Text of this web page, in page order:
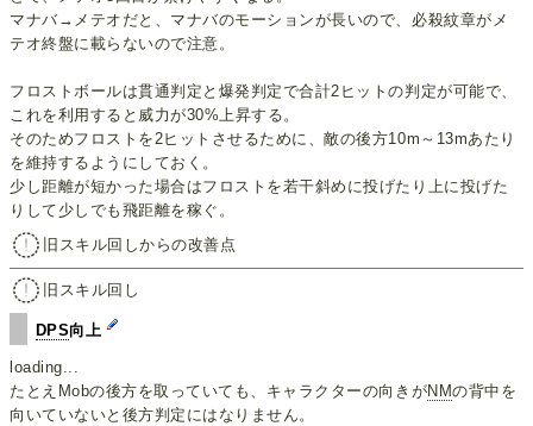
マナバ→メテオだと、マナバのモーションが長いので、必殺紋章がメ
テオ終盤に載らないので注意。
フロストボールは貫通判定と爆発判定で合計2ヒットの判定が可能で、
これを利用すると威力が30%上昇する。
そのためフロストを2ヒットさせるために、敵の後方10m～13mあたり
を維持するようにしておく。
少し距離が短かった場合はフロストを若干斜めに投げたり上に投げた
りして少しでも飛距離を稼ぐ。
旧スキル回しからの改善点
旧スキル回し
DPS向上
loading...
たとえMobの後方を取っていても、キャラクターの向きがNMの背中を
向いていないと後方判定にはなりません。